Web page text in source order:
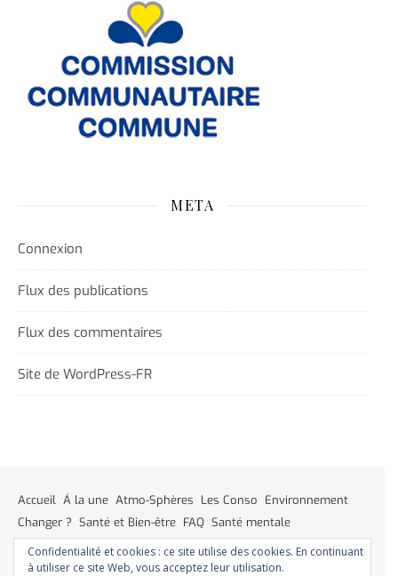
META
Connexion
Flux des publications
Flux des commentaires
Site de WordPress-FR
Accueil Á la une Atmo-Sphères Les Conso Environnement
Changer ? Santé et Bien-être FAQ Santé mentale
Plus de liberté
Plus d’argent Meilleur sommeil
Meilleur coeur
Meilleur souffle Meilleure fertilité Meilleure vie sexuelle
Confidentialité et cookies : ce site utilise des cookies. En continuant
à utiliser ce site Web, vous acceptez leur utilisation.